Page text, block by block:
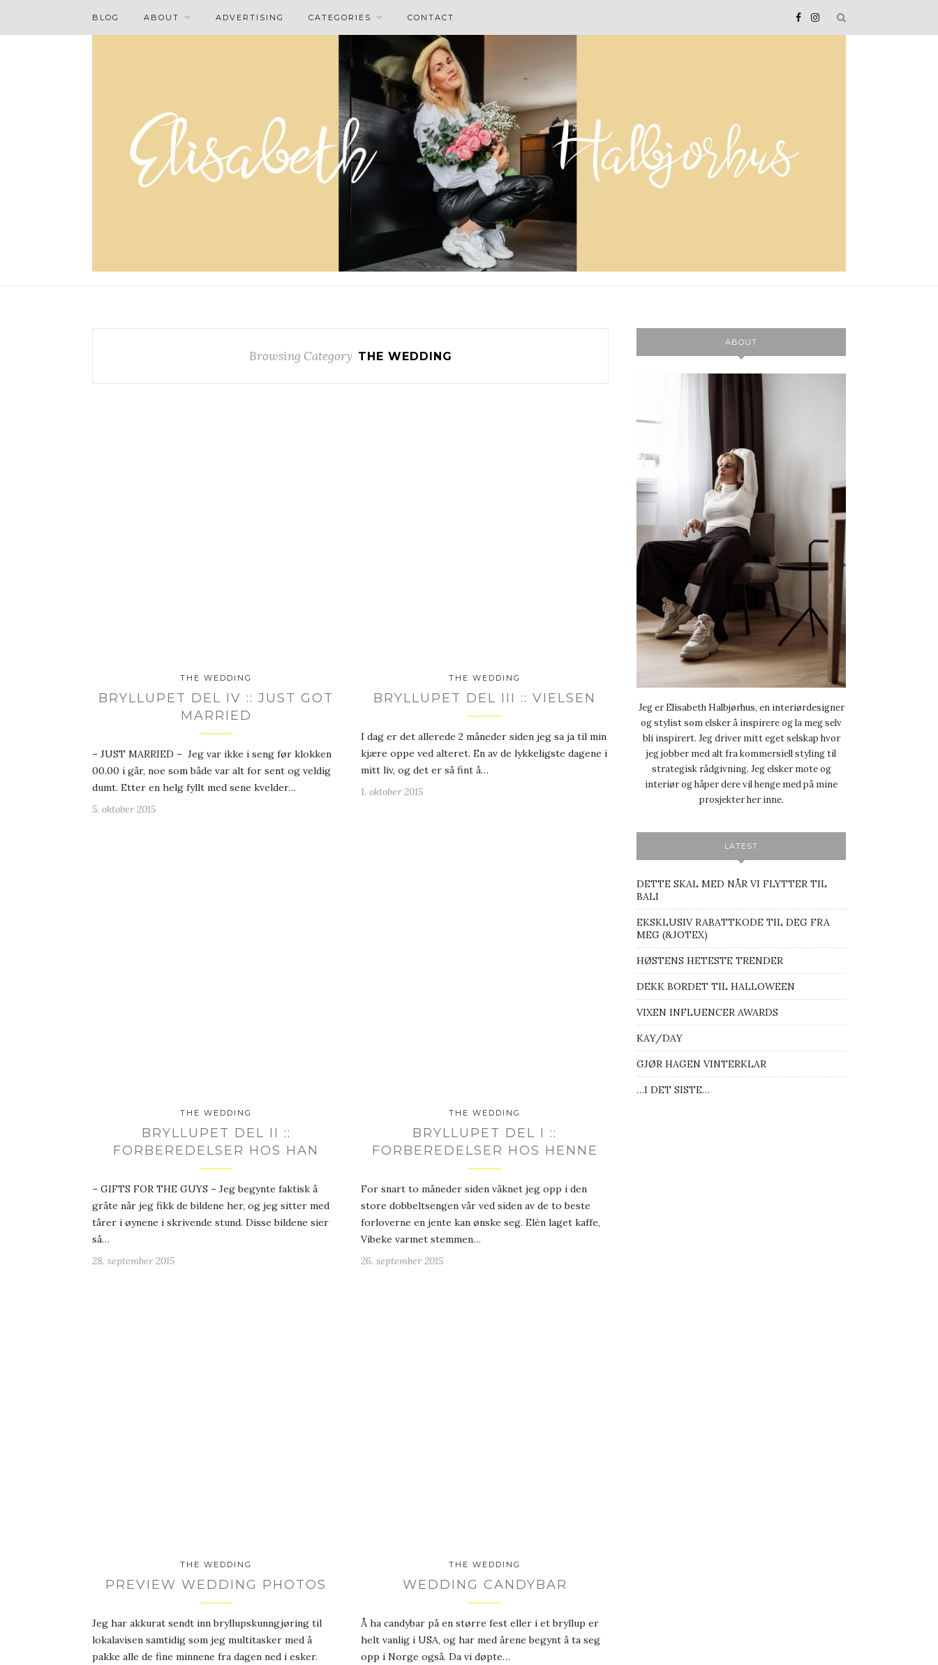
BLOG ABOUT ADVERTISING CATEGORIES CONTACT
Browsing Category THE WEDDING
THE WEDDING
BRYLLUPET DEL IV :: JUST GOT
MARRIED
– JUST MARRIED – Jeg var ikke i seng før klokken
00.00 i går, noe som både var alt for sent og veldig
dumt. Etter en helg fyllt med sene kvelder…
5. oktober 2015
THE WEDDING
BRYLLUPET DEL III :: VIELSEN
I dag er det allerede 2 måneder siden jeg sa ja til min
kjære oppe ved alteret. En av de lykkeligste dagene i
mitt liv, og det er så fint å…
1. oktober 2015
THE WEDDING
BRYLLUPET DEL II ::
FORBEREDELSER HOS HAN
– GIFTS FOR THE GUYS – Jeg begynte faktisk å
gråte når jeg fikk de bildene her, og jeg sitter med
tårer i øynene i skrivende stund. Disse bildene sier
så…
28. september 2015
THE WEDDING
BRYLLUPET DEL I ::
FORBEREDELSER HOS HENNE
For snart to måneder siden våknet jeg opp i den
store dobbeltsengen vår ved siden av de to beste
forloverne en jente kan ønske seg. Elèn laget kaffe,
Vibeke varmet stemmen…
26. september 2015
THE WEDDING
PREVIEW WEDDING PHOTOS
Jeg har akkurat sendt inn bryllupskunngjøring til
lokalavisen samtidig som jeg multitasker med å
pakke alle de fine minnene fra dagen ned i esker.
THE WEDDING
WEDDING CANDYBAR
Å ha candybar på en større fest eller i et bryllup er
helt vanlig i USA, og har med årene begynt å ta seg
opp i Norge også. Da vi døpte…
ABOUT
Jeg er Elisabeth Halbjørhus, en interiørdesigner
og stylist som elsker å inspirere og la meg selv
bli inspirert. Jeg driver mitt eget selskap hvor
jeg jobber med alt fra kommersiell styling til
strategisk rådgivning. Jeg elsker mote og
interiør og håper dere vil henge med på mine
prosjekter her inne.
LATEST
DETTE SKAL MED NÅR VI FLYTTER TIL
BALI
EKSKLUSIV RABATTKODE TIL DEG FRA
MEG (&JOTEX)
HØSTENS HETESTE TRENDER
DEKK BORDET TIL HALLOWEEN
VIXEN INFLUENCER AWARDS
KAY/DAY
GJØR HAGEN VINTERKLAR
…I DET SISTE…